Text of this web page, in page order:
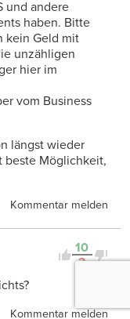
und andere
haben. Bitte
kein Geld mit
unzähligen
hier im
vom Business
längst wieder
beste Möglichkeit,
Kommentar melden
10
3
Kommentar melden